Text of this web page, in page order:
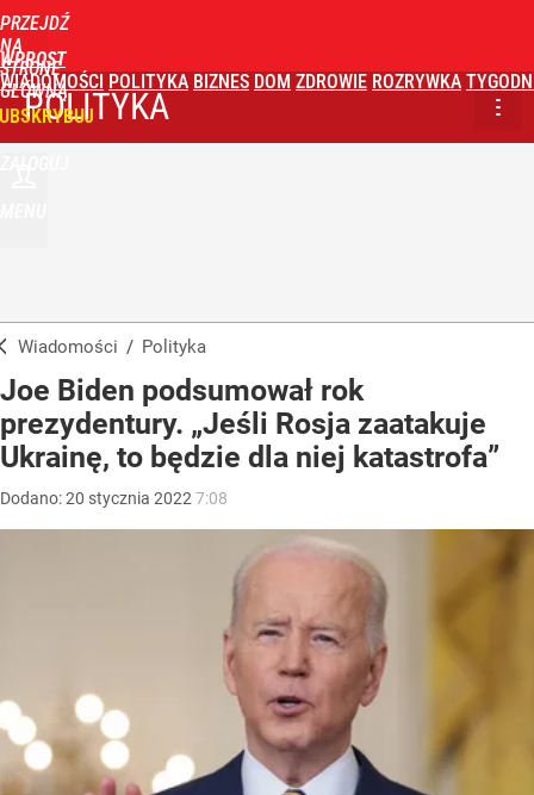
PRZEJDŹ
NA
STRONĘ
GŁÓWNĄ
WPROST
WIADOMOŚCI POLITYKA BIZNES DOM ZDROWIE ROZRYWKA
POLITYKA
Wiadomości / Polityka
Joe Biden podsumował rok
prezydentury. „Jeśli Rosja zaatakuje
Ukrainę, to będzie dla niej katastrofa”
Dodano:20 stycznia 2022 7:08